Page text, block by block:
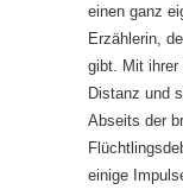
einen ganz
Erzählerin,
gibt. Mit ihrer
Distanz und
Abseits der
einige